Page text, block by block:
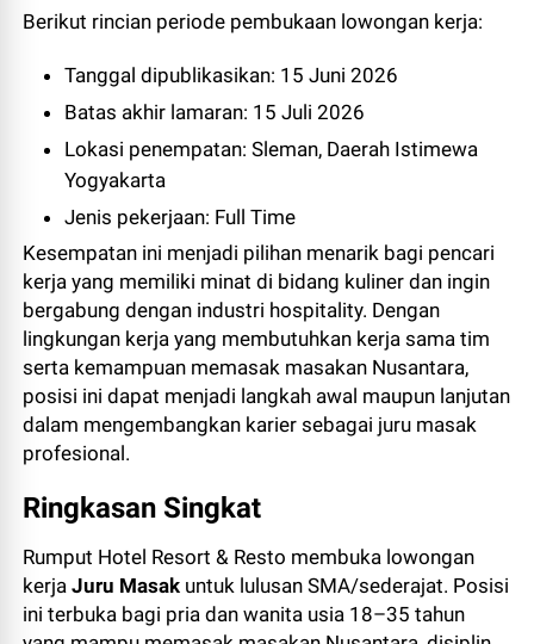
Berikut rincian periode pembukaan lowongan kerja:
Tanggal dipublikasikan: 15 Juni 2026
Batas akhir lamaran: 15 Juli 2026
Lokasi penempatan: Sleman, Daerah Istimewa
Yogyakarta
Jenis pekerjaan: Full Time
Kesempatan ini menjadi pilihan menarik bagi pencari
kerja yang memiliki minat di bidang kuliner dan ingin
bergabung dengan industri hospitality. Dengan
lingkungan kerja yang membutuhkan kerja sama tim
serta kemampuan memasak masakan Nusantara,
posisi ini dapat menjadi langkah awal maupun lanjutan
dalam mengembangkan karier sebagai juru masak
profesional.
Ringkasan Singkat
Rumput Hotel Resort & Resto membuka lowongan
kerjaJuru Masak untuk lulusan SMA/sederajat. Posisi
ini terbuka bagi pria dan wanita usia 18–35 tahun